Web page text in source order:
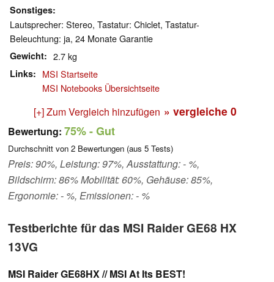
Sonstiges
Lautsprecher: Stereo, Tastatur: Chiclet, Tastatur-
Beleuchtung: ja, 24 Monate Garantie
Gewicht 2.7 kg
Links
MSI Startseite
MSI Notebooks Übersichtseite
[+] Zum Vergleich hinzufügen » vergleiche 0
Bewertung: 75%- Gut
Durchschnitt von 2 Bewertungen (aus 5 Tests)
Preis: 90%, Leistung: 97%, Ausstattung: - %,
Bildschirm: 86% Mobilität: 60%, Gehäuse: 85%,
Ergonomie: - %, Emissionen: - %
Testberichte für das MSI Raider GE68 HX
13VG
MSI Raider GE68HX // MSI At Its BEST!